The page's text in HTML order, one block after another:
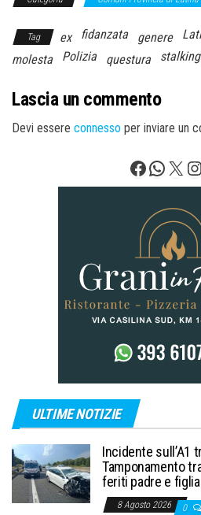
Tag ex fidanzata genere
molesta
Polizia questura stalking
Lascia un commento
Devi essere connesso per inviare un
Facebook
X
ULTIME NOTIZIE
Incidente sull’A1
Tamponamento
feriti padre e figlia
8 Agosto 2026 0